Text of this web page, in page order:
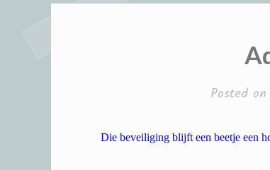
Posted on
Die beveiliging blijft een beetje een